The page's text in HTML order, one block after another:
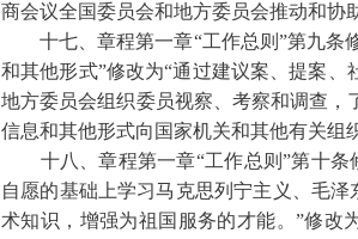
商会议全国委员会和地方委员会推动和协
十七、章程第一章“工作总则”第九条修
和其他形式”修改为“通过建议案、提案
地方委员会组织委员视察、考察和调查
信息和其他形式向国家机关和其他有关组
十八、章程第一章“工作总则”第十条
自愿的基础上学习马克思列宁主义、毛
术知识，增强为祖国服务的才能。”修改